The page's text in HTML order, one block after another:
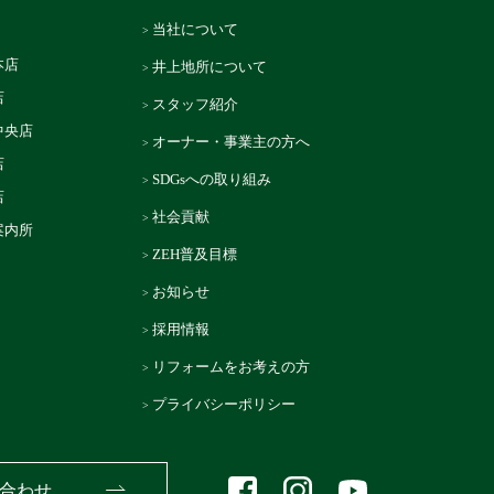
店
央店
内所
当社について
井上地所について
スタッフ紹介
オーナー・事業主の方へ
SDGsへの取り組み
社会貢献
ZEH普及目標
お知らせ
採用情報
リフォームをお考えの方
プライバシーポリシー
わせ